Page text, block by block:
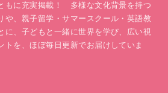
もに充実掲載！ 多様な文化背景を持つ
や、親子留学・サマースクール・英語教
に、子どもと一緒に世界を学び、広い視
トを、ほぼ毎日更新でお届けしていま